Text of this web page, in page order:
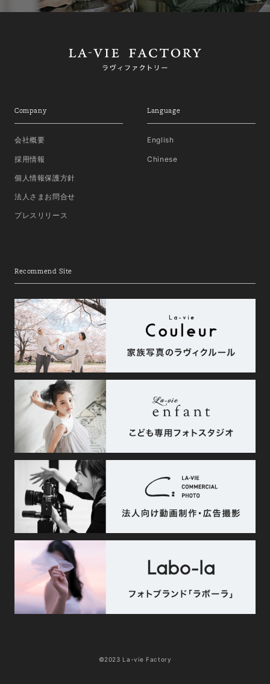
Company
会社概要
採用情報
個人情報保護方針
法人さまお問合せ
プレスリリース
Language
English
Chinese
Recommend Site
©2023 La-vie Factory